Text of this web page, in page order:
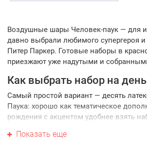
Воздушные шары Человек-паук — для
давно выбрали любимого супергероя
Питер Паркер. Готовые наборы в
приезжают уже надутыми и
Как выбрать набор на
Самый простой вариант — десять
Паука: хорошо как тематическое
рождения с акцентом удобнее взять
форматов с разным количеством
Показать еще